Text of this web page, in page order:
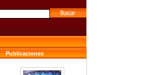
Publicaciones